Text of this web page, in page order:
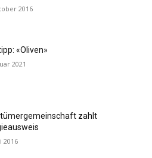
2016
«Oliven»
2021
zahlt
2016